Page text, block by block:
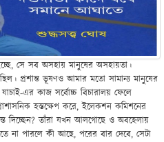
সে সব অসহায় মানুষের অসহায়তা।
প্রশান্ত ভূষণও আমার মতো সামান্য মানুষের
এর কাজ সর্বোচ্চ বিচারালয় ফেলে
হস্তক্ষেপ করে, ইলেকশন কমিশনের
দিচ্ছেন? তাঁরা যখন আলগোছে ও অবহেলায়
না পারলে কী আছে, পরের বার দেবে, সেটা